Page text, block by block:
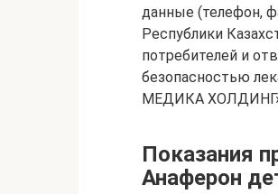
данные (телефон,
Республики
потребителей и
безопасностью
МЕДИКА ХОЛДИНГ»
Показания
Анаферон